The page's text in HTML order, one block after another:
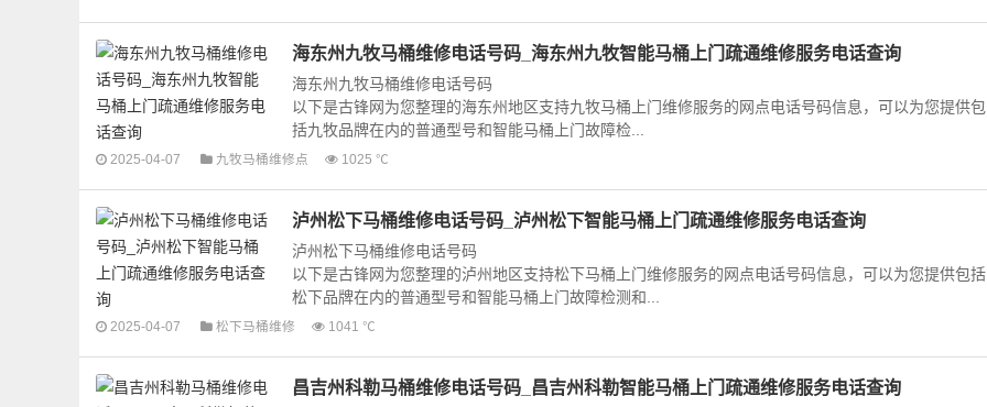
海东州九牧马桶维修电话号码_海东州九牧智能马桶上门疏通维修服务电话查询
海东州九牧马桶维修电话号码
以下是古锋网为您整理的海东州地区支持九牧马桶上门维修服务的网点电话号码信息，可以为您提供包
括九牧品牌在内的普通型号和智能马桶上门故障检...
2025-04-07 九牧马桶维修点 1025 ℃
泸州松下马桶维修电话号码_泸州松下智能马桶上门疏通维修服务电话查询
泸州松下马桶维修电话号码
以下是古锋网为您整理的泸州地区支持松下马桶上门维修服务的网点电话号码信息，可以为您提供包括
松下品牌在内的普通型号和智能马桶上门故障检测和...
2025-04-07 松下马桶维修 1041 ℃
昌吉州科勒马桶维修电话号码_昌吉州科勒智能马桶上门疏通维修服务电话查询